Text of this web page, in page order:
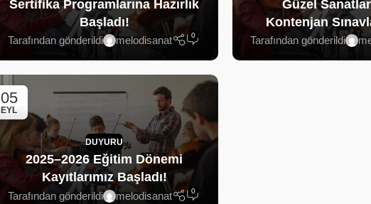
Sertifika Programlarına Hazırlık
Başladı!
Tarafından gönderildi melodisanat 0
Güzel
Kontenjan
Tarafından gönderildi
05
EYL
DUYURU
2025–2026 Eğitim Dönemi
Kayıtlarımız Başladı!
Tarafından gönderildi melodisanat 0